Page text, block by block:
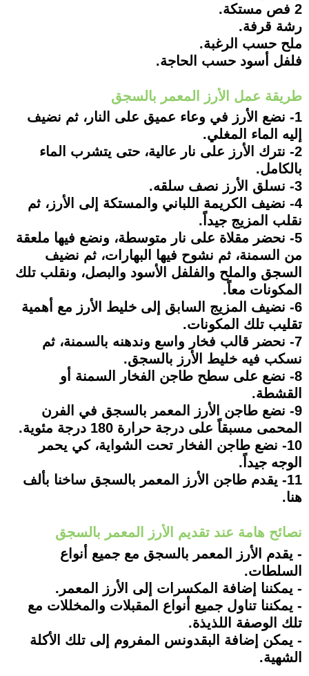
2 فص مستكة.
رشة قرفة.
ملح حسب الرغبة.
فلفل أسود حسب الحاجة.
طريقة عمل الأرز المعمر بالسجق
1- نضع الأرز في وعاء عميق على النار، ثم نضيف
إليه الماء المغلي.
2- نترك الأرز على نار عالية، حتى يتشرب الماء
بالكامل.
3- نسلق الأرز نصف سلقه.
4- نضيف الكريمة اللباني والمستكة إلى الأرز، ثم
نقلب المزيج جيداً.
5- نحضر مقلاة على نار متوسطة، ونضع فيها ملعقة
من السمنة، ثم نشوح فيها البهارات، ثم نضيف
السجق والملح والفلفل الأسود والبصل، ونقلب تلك
المكونات معاً.
6- نضيف المزيج السابق إلى خليط الأرز مع أهمية
تقليب تلك المكونات.
7- نحضر قالب فخار واسع وندهنه بالسمنة، ثم
نسكب فيه خليط الأرز بالسجق.
8- نضع على سطح طاجن الفخار السمنة أو
القشطة.
9- نضع طاجن الأرز المعمر بالسجق في الفرن
المحمى مسبقاً على درجة حرارة 180 درجة مئوية.
10- نضع طاجن الفخار تحت الشواية، كي يحمر
الوجه جيداً.
11- يقدم طاجن الأرز المعمر بالسجق ساخنا بألف
هنا.
نصائح هامة عند تقديم الأرز المعمر بالسجق
- يقدم الأرز المعمر بالسجق مع جميع أنواع
السلطات.
- يمكننا إضافة المكسرات إلى الأرز المعمر.
- يمكننا تناول جميع أنواع المقبلات والمخللات مع
تلك الوصفة اللذيذة.
- يمكن إضافة البقدونس المفروم إلى تلك الأكلة
الشهية.